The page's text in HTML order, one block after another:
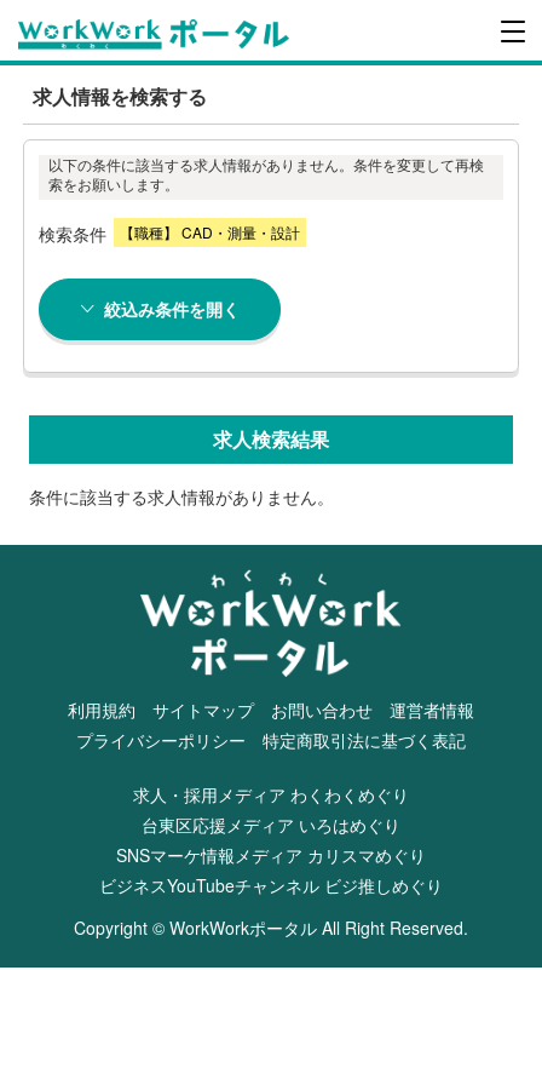
求人情報を検索する
以下の条件に該当する求人情報がありません。条件を変更して再検
索をお願いします。
検索条件 【職種】 CAD・測量・設計
絞込み条件を開く
求人検索結果
条件に該当する求人情報がありません。
利用規約 サイトマップ お問い合わせ
運営者情報
プライバシーポリシー
特定商取引法に基づく表記
求人・採用メディア わくわくめぐり
台東区応援メディア いろはめぐり
SNSマーケ情報メディア カリスマめぐり
ビジネスYouTubeチャンネル ビジ推しめぐり
Copyright © WorkWorkポータル All Right Reserved.